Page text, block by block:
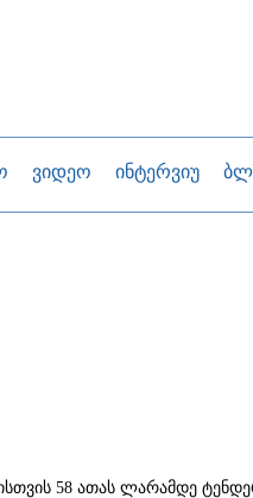
ვიდეო ინტერვიუ
58 ათას ლარამდე